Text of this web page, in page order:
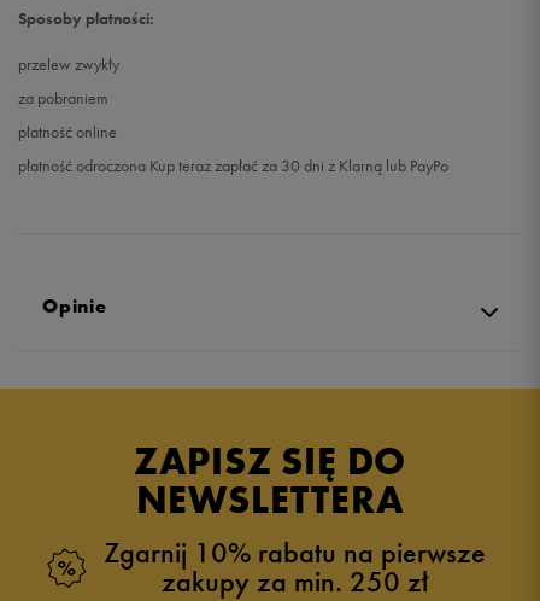
Sposoby płatności:
przelew zwykły
za pobraniem
płatność online
płatność odroczona Kup teraz zapłać za 30 dni z Klarną lub PayPo
Opinie
5.0
zebranych i zweryfikowanych przez
ZAPISZ SIĘ DO
NEWSLETTERA
Zgarnij 10% rabatu na pierwsze
zakupy za min. 250 zł